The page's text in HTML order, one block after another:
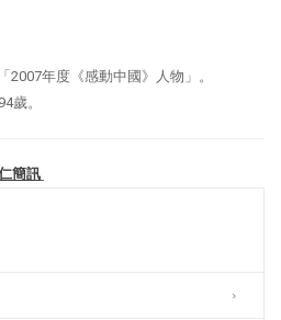
2007年度《感動中國》人物」。
歲。
簡訊